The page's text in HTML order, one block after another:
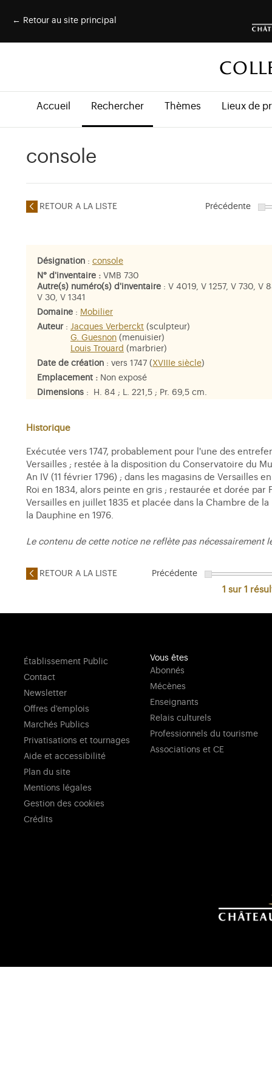
← Retour au site principal
Accueil Rechercher Thèmes Lieux de
console
RETOUR A LA LISTE Précédente
Désignation : console
N° d'inventaire : VMB 730
Autre(s) numéro(s) d'inventaire : V 4019, V 1257, V 730, V
V 30, V 1341
Domaine : Mobilier
Auteur: Jacques Verberckt (sculpteur)
G. Guesnon (menuisier)
Louis Trouard (marbrier)
Date de création : vers 1747 ( XVIIIe siècle)
Emplacement : Non exposé
Dimensions : H. 84 ; L. 221,5 ; Pr. 69,5 cm.
Historique
Exécutée vers 1747, probablement pour l'une des
Versailles ; restée à la disposition du Conservatoire du
An IV (11 février 1796) ; dans les magasins de Versailles
Roi en 1834, alors peinte en gris ; restaurée et dorée
Versailles en juillet 1835 et placée dans la Chambre de
la Dauphine en 1976.
Le contenu de cette notice ne reflète pas nécessairement
RETOUR A LA LISTE Précédente
1 sur 1
Établissement Public
Contact
Newsletter
Offres d'emplois
Marchés Publics
Privatisations et tournages
Aide et accessibilité
Plan du site
Mentions légales
Gestion des cookies
Crédits
Vous êtes
Abonnés
Mécènes
Enseignants
Relais culturels
Professionnels du tourisme
Associations et CE